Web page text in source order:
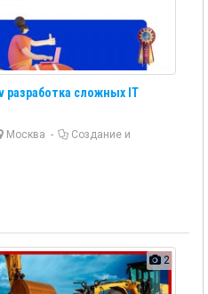
разработка сложных IT
Москва -
Создание и
2